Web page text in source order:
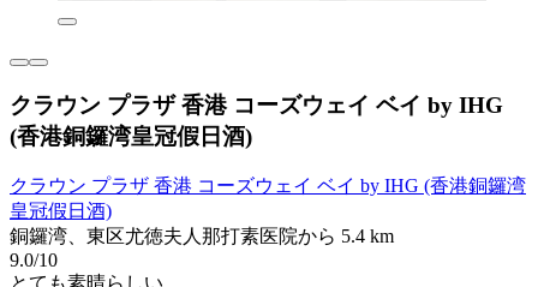
クラウン プラザ 香港 コーズウェイ ベイ by IHG
(香港銅鑼湾皇冠假日酒)
クラウン プラザ 香港 コーズウェイ ベイ by IHG (香港銅鑼湾
皇冠假日酒)
銅鑼湾、東区尤徳夫人那打素医院から 5.4 km
9.0/10